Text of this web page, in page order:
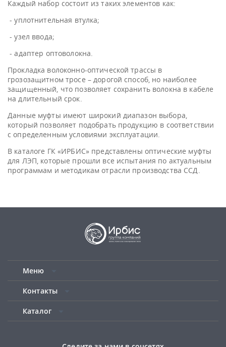
Каждый набор состоит из таких элементов как:
- уплотнительная втулка;
- узел ввода;
- адаптер оптоволокна.
Прокладка волоконно-оптической трассы в
грозозащитном тросе – дорогой способ, но наиболее
защищенный, что позволяет сохранить волокна в кабеле
на длительный срок.
Данные муфты имеют широкий диапазон выбора,
который позволяет подобрать продукцию в соответствии
с определенным условиями эксплуатации.
В каталоге ГК «ИРБИС» представлены оптические муфты
для ЛЭП, которые прошли все испытания по актуальным
программам и методикам отрасли производства ССД.
Меню
Контакты
Каталог